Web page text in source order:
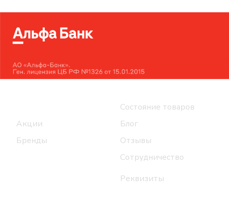
Акции
Бренды
Состояние товаров
Блог
Отзывы
Сотрудничество
Реквизиты